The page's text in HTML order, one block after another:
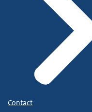
Contact